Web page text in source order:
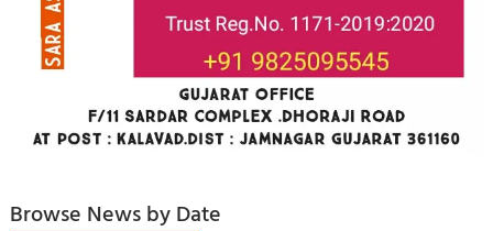
Browse News by Date